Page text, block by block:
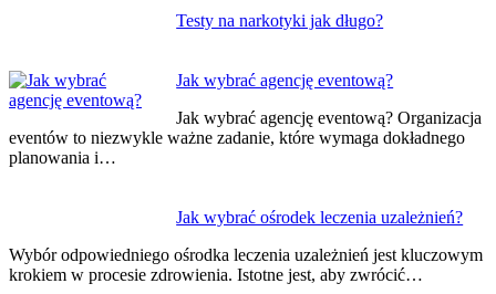
Testy na narkotyki jak długo?
Jak wybrać agencję eventową?
Jak wybrać agencję eventową? Organizacja
eventów to niezwykle ważne zadanie, które wymaga dokładnego
planowania i…
Jak wybrać ośrodek leczenia uzależnień?
Wybór odpowiedniego ośrodka leczenia uzależnień jest kluczowym
krokiem w procesie zdrowienia. Istotne jest, aby zwrócić…